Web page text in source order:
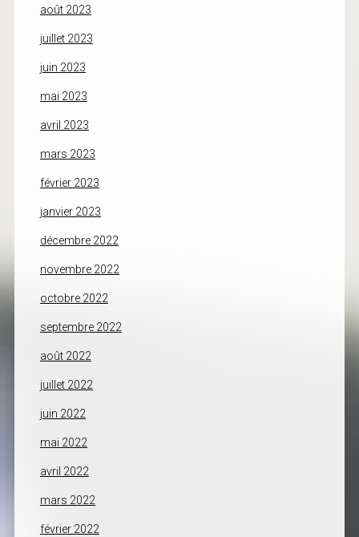
août 2023
juillet 2023
juin 2023
mai 2023
avril 2023
mars 2023
février 2023
janvier 2023
décembre 2022
novembre 2022
octobre 2022
septembre 2022
août 2022
juillet 2022
juin 2022
mai 2022
avril 2022
mars 2022
février 2022